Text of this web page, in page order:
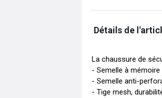
Détails de
La chaussure de
- Semelle à
- Semelle anti-
- Tige mesh,